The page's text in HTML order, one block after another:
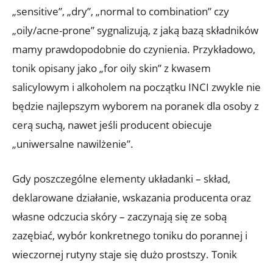
„sensitive”, „dry”, „normal to combination” czy
„oily/acne-prone” sygnalizują, z jaką bazą składników
mamy prawdopodobnie do czynienia. Przykładowo,
tonik opisany jako „for oily skin” z kwasem
salicylowym i alkoholem na początku INCI zwykle nie
będzie najlepszym wyborem na poranek dla osoby z
cerą suchą, nawet jeśli producent obiecuje
„uniwersalne nawilżenie”.
Gdy poszczególne elementy układanki – skład,
deklarowane działanie, wskazania producenta oraz
własne odczucia skóry – zaczynają się ze sobą
zazębiać, wybór konkretnego toniku do porannej i
wieczornej rutyny staje się dużo prostszy. Tonik